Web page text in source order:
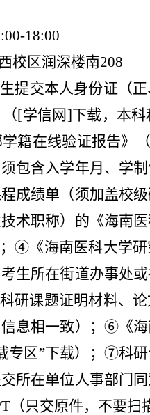
18:00
校区润深楼南208
提交本人身份证（
[学信网]下载，本
籍在线验证报告》
包含入学年月、学
成绩单（须加盖校
术职称）的《海南
④ 《海南医科大学
生所在街道办事处
研课题证明材料、
息相一致）； ⑥ 《
区”下载）； ⑦科研
所在单位人事部门
（只交原件，不要扫